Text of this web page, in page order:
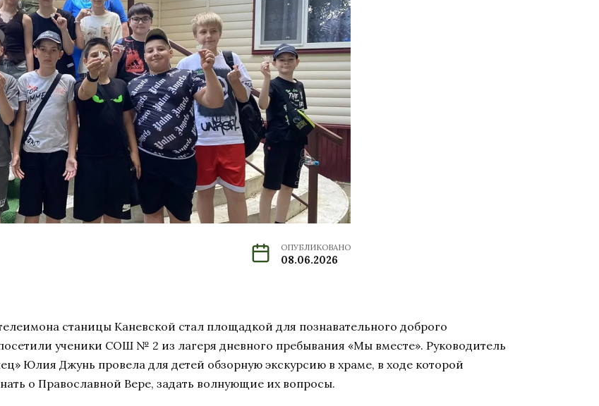
ОПУБЛИКОВАНО
08.06.2026
станицы Каневской стал площадкой для познавательного доброго
ученики СОШ № 2 из лагеря дневного пребывания «Мы вместе». Руководитель
Юлия Джунь провела для детей обзорную экскурсию в храме, в ходе которой
о Православной Вере, задать волнующие их вопросы.